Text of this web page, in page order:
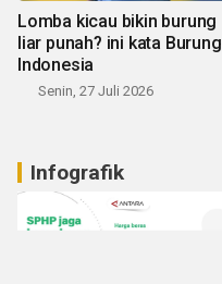
Lomba kicau bikin burung
liar punah? ini kata Burung
Indonesia
Senin, 27 Juli 2026
Infografik